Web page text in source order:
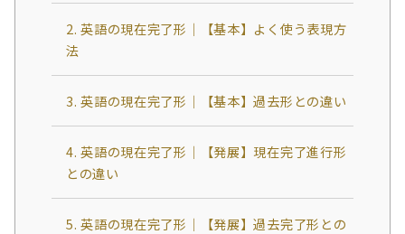
2. 英語の現在完了形｜【基本】よく使う表現方
法
3. 英語の現在完了形｜【基本】過去形との違い
4. 英語の現在完了形｜【発展】現在完了進行形
との違い
5. 英語の現在完了形｜【発展】過去完了形との